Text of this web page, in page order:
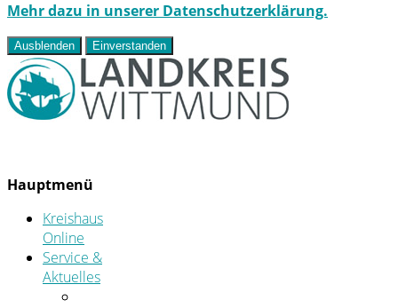
Mehr dazu in unserer Datenschutzerklärung.
Ausblenden Einverstanden
Hauptmenü
Kreishaus
Online
Service &
Aktuelles